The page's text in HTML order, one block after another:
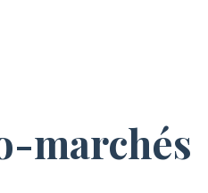
marchés